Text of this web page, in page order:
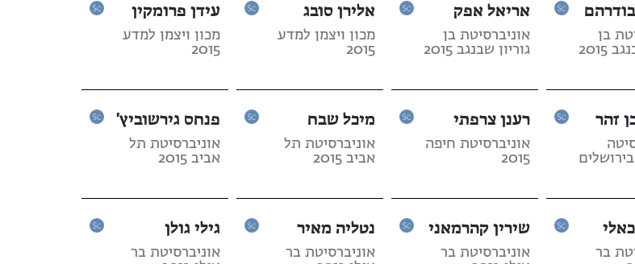
בן
2015
אריאל אפק
אוניברסיטת בן
גוריון שבנגב 2015
אלירן סובג
מכון ויצמן למדע
2015
עידן פרומקין
מכון ויצמן למדע
2015
זהר רענן צרפתי
אוניברסיטת חיפה
2015
מיכל שבח
אוניברסיטת תל
אביב 2015
פנחס גירשוביץ'
אוניברסיטת תל
אביב 2015
בר
שירין קהרמאני
אוניברסיטת בר
נטליה מאיר
אוניברסיטת בר
גילי גולן
אוניברסיטת בר